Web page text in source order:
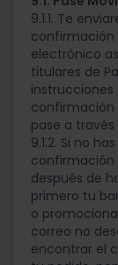
9.1.1. Te
confirmación
electrónico
titulares de
confirmación
pase a través
9.1.2. Si no
confirmación
después de
primero tu
o
correo no
encontrar el